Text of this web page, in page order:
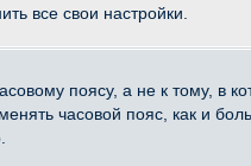
все свои настройки.
поясу, а не к тому, в
часовой пояс, как и